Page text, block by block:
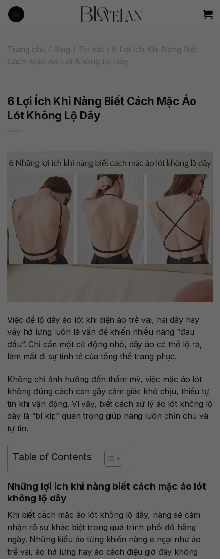
qua
Trang chủ / Blog / Tin tức / 6 Lợi Ích Khi Nàng Biết
Cách Mặc Áo Lót Không Lộ Dây
6 Lợi Ích Khi Nàng Biết Cách Mặc Áo
Lót Không Lộ Dây
Việc để lộ dây áo lót khi diện áo trễ vai, hai dây hay
váy hở lưng luôn là vấn đề khiến nhiều nàng “đau
đầu”. Chỉ cần một cử động nhỏ, dây áo có thể lộ ra,
làm mất đi sự tinh tế của tổng thể trang phục.
Không chỉ ảnh hưởng đến thẩm mỹ, việc mặc áo lót
không đúng cách còn gây cảm giác khó chịu, thiếu tự
tin khi vận động. Vì vậy, biết cách xử lý áo lót không lộ
dây là “bí kíp” quan trọng giúp nàng luôn chỉn chu và
tự tin.
Table of Contents
Những lợi ích khi nàng biết cách mặc áo lót
không lộ dây
Khi biết cách mặc áo lót không lộ dây, nàng sẽ cảm
nhận rõ sự khác biệt trong quá trình phối đồ hằng
ngày. Những kiểu áo từng khiến nàng e ngại như áo
trễ vai, áo hở lưng hay áo cách điệu giờ đây không